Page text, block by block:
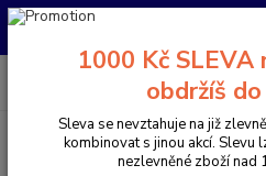
Pro nachystání kola / doplňků na
CZK
PO-PÁ 10:00-17:00 | SO: 9:00-12:00
1000 Kč SLEVA
obdržíš
Sleva se nevztahuje na již
kombinovat s jinou akcí. Slevu
nezlevněné zboží nad